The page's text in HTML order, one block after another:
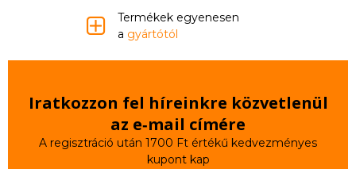
Termékek egyenesen
a gyártótól
Iratkozzon fel híreinkre közvetlenül
az e‑mail címére
A regisztráció után 1700 Ft értékű kedvezményes
kupont kap